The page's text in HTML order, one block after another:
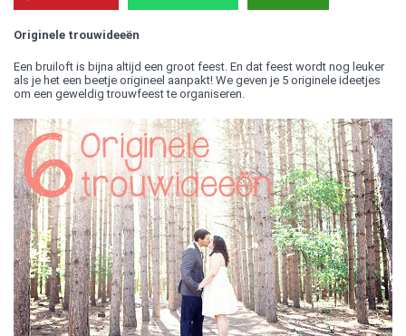
Originele trouwideeën
Een bruiloft is bijna altijd een groot feest. En dat feest wordt nog leuker
als je het een beetje origineel aanpakt! We geven je 5 originele ideetjes
om een geweldig trouwfeest te organiseren.